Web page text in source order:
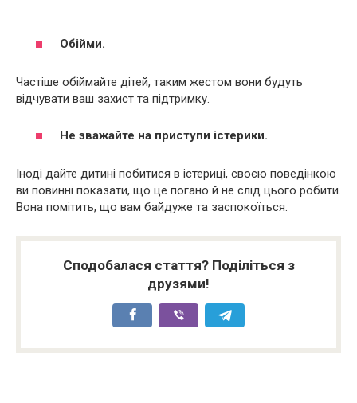
Обійми.
Частіше обіймайте дітей, таким жестом вони будуть
відчувати ваш захист та підтримку.
Не зважайте на приступи істерики.
Іноді дайте дитині побитися в істериці, своєю поведінкою
ви повинні показати, що це погано й не слід цього робити.
Вона помітить, що вам байдуже та заспокоїться.
Сподобалася стаття? Поділіться з
друзями!